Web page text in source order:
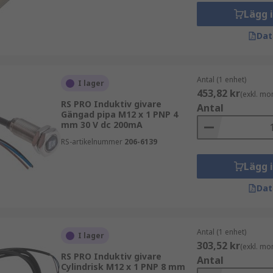
mäter närvaron eller frånvaron av ett objekt
branscher och applikationer. De används i
förbättrar säkerhet, effektivitet och noggrannhet i
närvaroverifiering.
Lägg
I lager
RS PRO Induktiv givare
Gängad pipa M12 x 1 PNP 4
mm 30 V dc 200mA
RS-artikelnummer 206-6139
Antal (1 enhet)
453,82 kr(exkl.
Antal
Lägg
I lager
RS PRO Induktiv givare
Cylindrisk M12 x 1 PNP 8 mm
Antal (1 enhet)
303,52 kr(exkl.
Antal